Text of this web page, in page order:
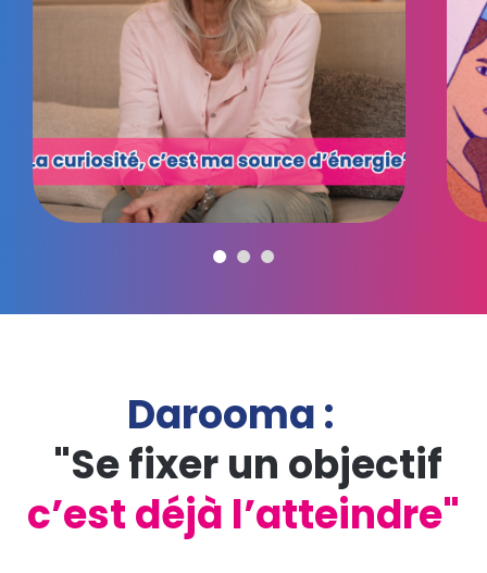
Darooma :
"Se fixer un objectif
c’est déjà l’atteindre"